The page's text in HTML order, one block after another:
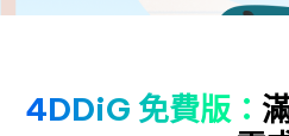
4DDiG 免費版：